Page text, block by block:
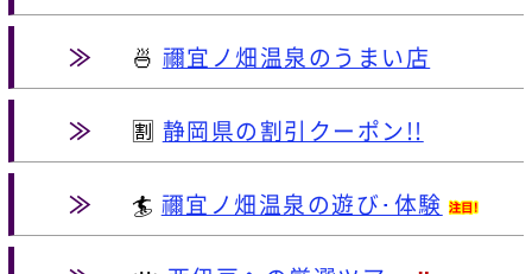
≫ 🍜 禰宜ノ畑温泉のうまい店
≫ 🈹 静岡県の割引クーポン!!
≫ 🏄 禰宜ノ畑温泉の遊び･体験